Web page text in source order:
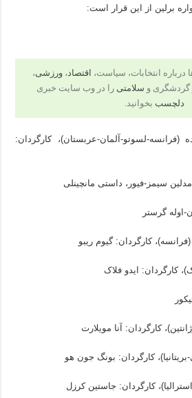
برلین از این قرار است:
درباره انتخابات، سیاست، اقتصاد، ورزشی،
گردشگری و سلامتی را در وب سایت خبری
دلچسب بخوانید.
(فرانسه-لسوتو-آلمان-عربستان)، کارگردان:
مدلین سیمز-فیور، داستی مانچینلی
اوله گرستر
کارگردان: گیوم ریبو
کارگردان: آنا مویلارت
کارگردان: جاستین کرزل